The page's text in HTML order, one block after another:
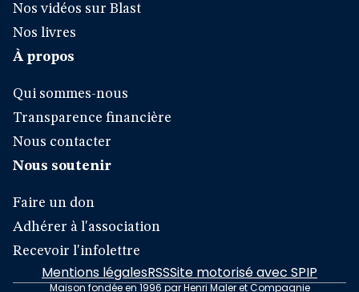
Nos vidéos sur Blast
Nos livres
À propos
Qui sommes-nous
Transparence financière
Nous contacter
Nous soutenir
Faire un don
Adhérer à l'association
Recevoir l'infolettre
Mentions légalesRSSSite motorisé avec SPIP
Maison fondée en 1996 par Henri Maler et Compagnie